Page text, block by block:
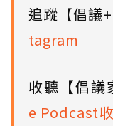
追蹤【倡議
tagram
收聽【倡議
e Podcast